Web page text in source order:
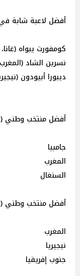
أفضل لاعبة شابة
كومفورت يبواه
نسرين الشاد
ديبورا أبيودون
أفضل منتخب وطني
جامبيا
المغرب
السنغال
أفضل منتخب وطني
المغرب
نيجيريا
جنوب إفريقيا